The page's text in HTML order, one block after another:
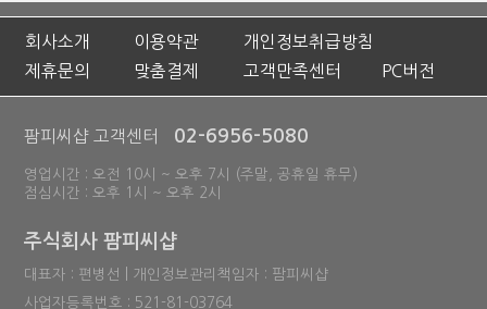
회사소개 이용약관
개인정보취급방침
제휴문의
맞춤결제 고객만족센터 PC버전
팜피씨샵 고객센터 02-6956-5080
영업시간 : 오전 10시 ~ 오후 7시 (주말, 공휴일 휴무)
점심시간 : 오후 1시 ~ 오후 2시
주식회사 팜피씨샵
대표자 : 편병선 | 개인정보관리책임자 : 팜피씨샵
사업자등록번호 : 521-81-03764